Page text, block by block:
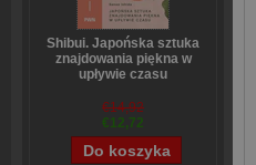
Shibui. Japońska sztuka
znajdowania piękna w
upływie czasu
€14,92
€12,72